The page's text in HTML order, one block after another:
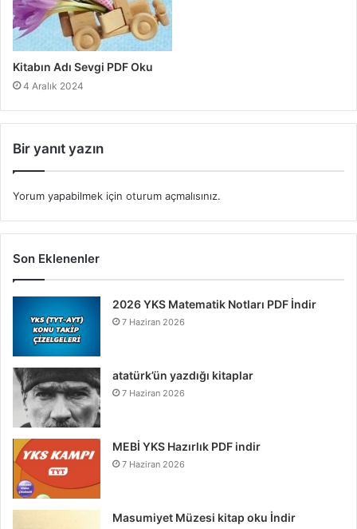
Kitabın Adı Sevgi PDF Oku
4 Aralık 2024
Bir yanıt yazın
Yorum yapabilmek için oturum açmalısınız.
Son Eklenenler
2026 YKS Matematik Notları PDF İndir
7 Haziran 2026
atatürk’ün yazdığı kitaplar
7 Haziran 2026
MEBİ YKS Hazırlık PDF indir
7 Haziran 2026
Masumiyet Müzesi kitap oku İndir